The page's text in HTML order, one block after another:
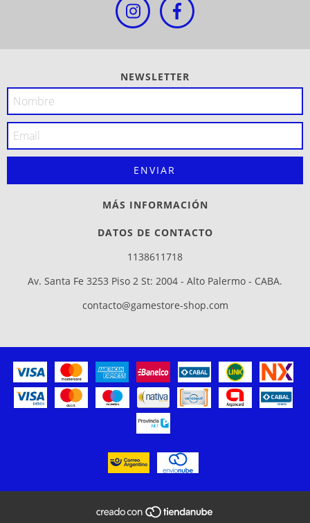
NEWSLETTER
MÁS INFORMACIÓN
DATOS DE CONTACTO
1138611718
Av. Santa Fe 3253 Piso 2 St: 2004 - Alto Palermo - CABA.
contacto@gamestore-shop.com